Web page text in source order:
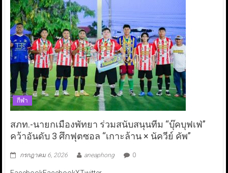
กีฬา
สภท.-นายกเมืองพัทยา ร่วมสนับสนุนทีม “บุ๊คบุฟเฟ่”
คว้าอันดับ 3 ศึกฟุตซอล “เกาะล้าน × นัควีย์ คัพ”
กรกฎาคม 6, 2026 aneaphong 0